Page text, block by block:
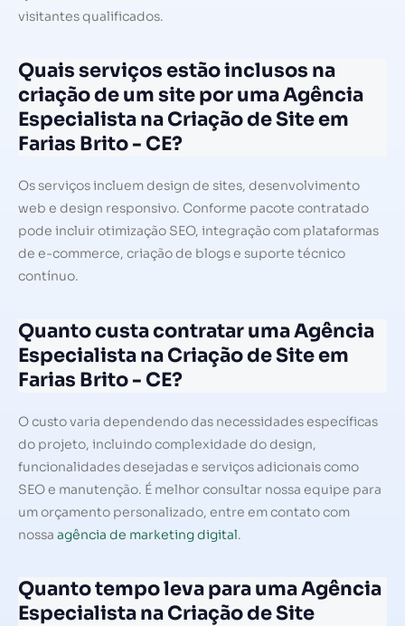
visitantes qualificados.
Quais serviços estão inclusos na
criação de um site por uma Agência
Especialista na Criação de Site em
Farias Brito - CE?
Os serviços incluem design de sites, desenvolvimento
web e design responsivo. Conforme pacote contratado
pode incluir otimização SEO, integração com plataformas
de e-commerce, criação de blogs e suporte técnico
contínuo.
Quanto custa contratar uma Agência
Especialista na Criação de Site em
Farias Brito - CE?
O custo varia dependendo das necessidades específicas
do projeto, incluindo complexidade do design,
funcionalidades desejadas e serviços adicionais como
SEO e manutenção. É melhor consultar nossa equipe para
um orçamento personalizado, entre em contato com
nossa agência de marketing digital.
Quanto tempo leva para uma Agência
Especialista na Criação de Site